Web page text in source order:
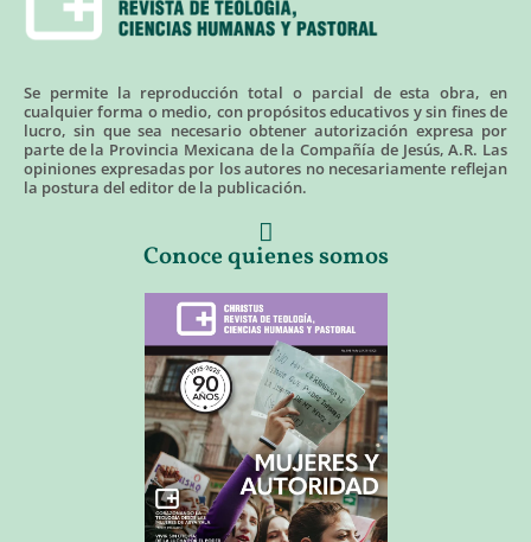
Se permite la reproducción total o parcial de esta obra, en
cualquier forma o medio, con propósitos educativos y sin fines de
lucro, sin que sea necesario obtener autorización expresa por
parte de la Provincia Mexicana de la Compañía de Jesús, A.R. Las
opiniones expresadas por los autores no necesariamente reflejan
la postura del editor de la publicación.
Conoce quienes somos